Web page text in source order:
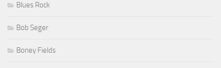
Blues Rock
Bob Seger
Boney Fields